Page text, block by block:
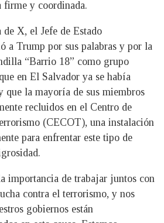
firme y coordinada.
de X, el Jefe de Estado
a Trump por sus palabras y por la
“Barrio 18” como grupo
en El Salvador ya se había
que la mayoría de sus miembros
recluidos en el Centro de
(CECOT), una instalación
para enfrentar este tipo de
importancia de trabajar juntos con
contra el terrorismo, y nos
gobiernos están